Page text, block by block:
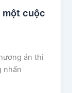
một cuộc
án thi
nhấn